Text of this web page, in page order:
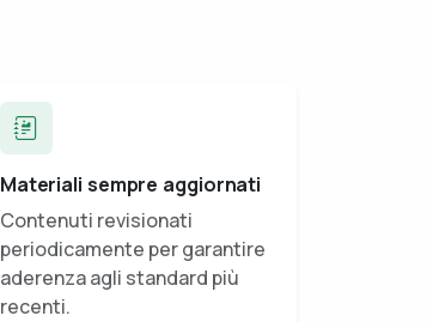
Materiali sempre aggiornati
Contenuti revisionati
periodicamente per garantire
aderenza agli standard più
recenti.